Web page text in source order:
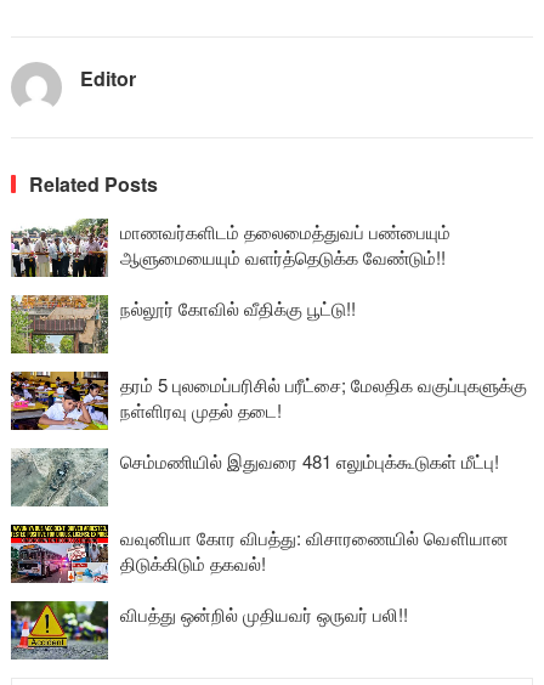
Editor
Related Posts
மாணவர்களிடம் தலைமைத்துவப் பண்பையும்
ஆளுமையையும் வளர்த்தெடுக்க வேண்டும்!!
நல்லூர் கோவில் வீதிக்கு பூட்டு!!
தரம் 5 புலமைப்பரிசில் பரீட்சை; மேலதிக வகுப்புகளுக்கு
நள்ளிரவு முதல் தடை!
செம்மணியில் இதுவரை 481 எலும்புக்கூடுகள் மீட்பு!
வவுனியா கோர விபத்து: விசாரணையில் வௌியான
திடுக்கிடும் தகவல்!
விபத்து ஒன்றில் முதியவர் ஒருவர் பலி!!